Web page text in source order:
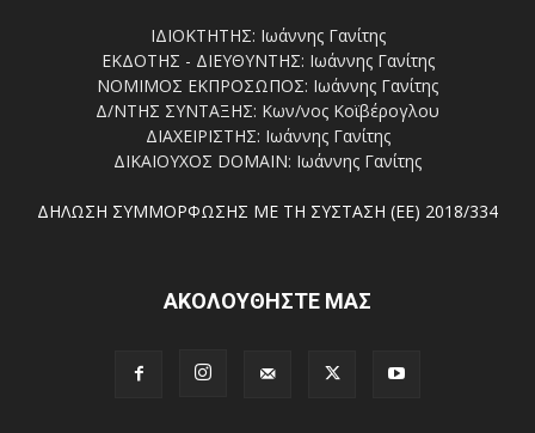
ΙΔΙΟΚΤΗΤΗΣ: Ιωάννης Γανίτης
ΕΚΔΟΤΗΣ - ΔΙΕΥΘΥΝΤΗΣ: Ιωάννης Γανίτης
ΝΟΜΙΜΟΣ ΕΚΠΡΟΣΩΠΟΣ: Ιωάννης Γανίτης
Δ/ΝΤΗΣ ΣΥΝΤΑΞΗΣ: Κων/νος Κοϊβέρογλου
ΔΙΑΧΕΙΡΙΣΤΗΣ: Ιωάννης Γανίτης
ΔΙΚΑΙΟΥΧΟΣ DOMAIN: Ιωάννης Γανίτης
ΔΗΛΩΣΗ ΣΥΜΜΟΡΦΩΣΗΣ ΜΕ ΤΗ ΣΥΣΤΑΣΗ (ΕΕ) 2018/334
ΑΚΟΛΟΥΘΗΣΤΕ ΜΑΣ